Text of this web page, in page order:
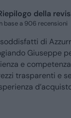
con la vs
coccolato dal
consegna .